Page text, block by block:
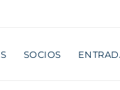
SOCIOS